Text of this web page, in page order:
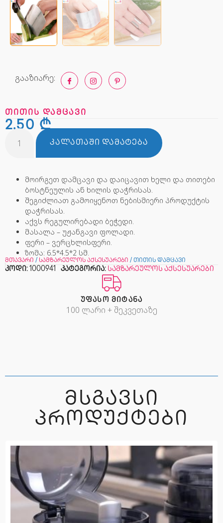
გააზიარე:
თითის დამცავი
2,50 ₾
ᲙᲐᲚᲐᲗᲐᲨᲘ ᲓᲐᲛᲐᲢᲔᲑᲐ
მოირგეთ დამცავი და დაიცავით ხელი და თითები
ბოსტნეულის ან ხილის დაჭრისას.
შეგიძლიათ გამოიყენოთ ნებისმიერი პროდუქტის
დაჭრისას.
აქვს რეგულირებადი ბეჭედი.
მასალა – უჟანგავი ფოლადი.
ფერი – ვერცხლისფერი.
ზომა: 6.5*4.5*2 სმ.
მთავარი / სამზარეულოს აქსესუარები / თითის დამცავი
კოდი: 1000941 კატეგორია: სამზარეულოს აქსესუარები
ᲣᲤᲐᲡᲝ ᲛᲘᲢᲐᲜᲐ
100 ლარი + შეკვეთაზე
ᲛᲡᲒᲐᲕᲡᲘ
ᲞᲠᲝᲓᲣᲥᲢᲔᲑᲘ